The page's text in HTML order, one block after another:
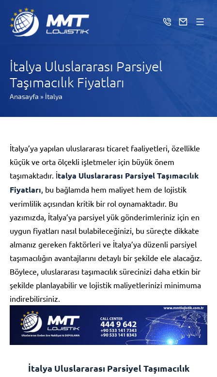
İtalya Uluslararası Parsiyel
Taşımacılık Fiyatları
Anasayfa » İtalya
İtalya’ya yapılan uluslararası ticaret faaliyetleri, özellikle
küçük ve orta ölçekli işletmeler için büyük önem
taşımaktadır. İtalya Uluslararası Parsiyel Taşımacılık
Fiyatları, bu bağlamda hem maliyet hem de lojistik
verimlilik açısından kritik bir rol oynamaktadır. Bu
yazımızda, İtalya’ya parsiyel yük gönderimleriniz için en
uygun fiyatları nasıl bulabileceğinizi, bu süreçte dikkate
almanız gereken faktörleri ve İtalya’ya düzenli parsiyel
taşımacılığın avantajlarını detaylı bir şekilde ele alacağız.
Böylece, uluslararası taşımacılık sürecinizi daha etkin bir
şekilde planlayabilir ve lojistik maliyetlerinizi minimuma
indirebilirsiniz.
İtalya Uluslararası Parsiyel Taşımacılık